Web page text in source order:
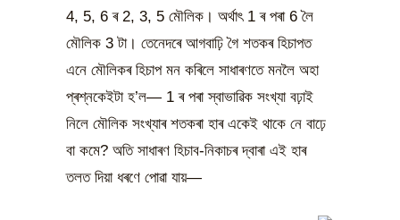
4, 5, 6 ৰ 2, 3, 5 মৌলিক। অৰ্থাৎ 1 ৰ পৰা 6 লৈ
মৌলিক 3 টা। তেনেদৰে আগবাঢ়ি গৈ শতকৰ হিচাপত
এনে মৌলিকৰ হিচাপ মন কৰিলে সাধাৰণতে মনলৈ অহা
প্ৰশ্নকেইটা হ’ল— 1 ৰ পৰা স্বাভাৱিক সংখ্যা বঢ়াই
নিলে মৌলিক সংখ্যাৰ শতকৰা হাৰ একেই থাকে নে বাঢ়ে
বা কমে? অতি সাধাৰণ হিচাব-নিকাচৰ দ্বাৰা এই হাৰ
তলত দিয়া ধৰণে পোৱা যায়—